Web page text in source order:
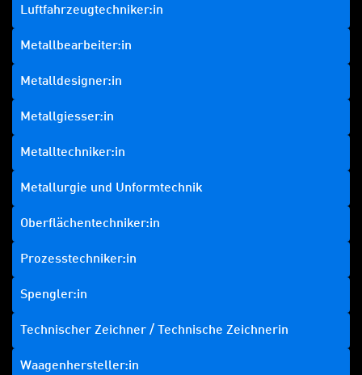
Luftfahrzeugtechniker:in
Metallbearbeiter:in
Metalldesigner:in
Metallgiesser:in
Metalltechniker:in
Metallurgie und Unformtechnik
Oberflächentechniker:in
Prozesstechniker:in
Spengler:in
Technischer Zeichner / Technische Zeichnerin
Waagenhersteller:in